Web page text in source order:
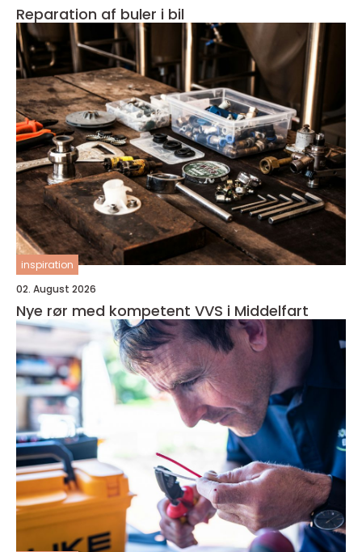
Reparation af buler i bil
inspiration
02. August 2026
Nye rør med kompetent VVS i Middelfart